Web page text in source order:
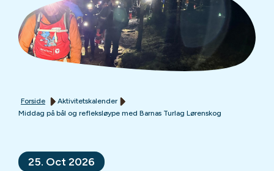
Forside
Aktivitetskalender
Middag på bål og refleksløype med Barnas Turlag Lørenskog
25. Oct 2026